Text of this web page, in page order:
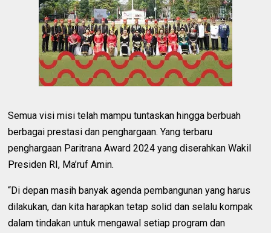
Semua visi misi telah mampu tuntaskan hingga berbuah
berbagai prestasi dan penghargaan. Yang terbaru
penghargaan Paritrana Award 2024 yang diserahkan Wakil
Presiden RI, Ma’ruf Amin.
“Di depan masih banyak agenda pembangunan yang harus
dilakukan, dan kita harapkan tetap solid dan selalu kompak
dalam tindakan untuk mengawal setiap program dan